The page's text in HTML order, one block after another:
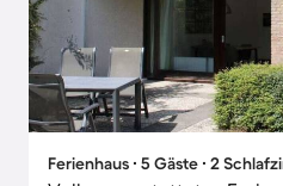
Ferienhaus ∙ 5 Gäste ∙ 2